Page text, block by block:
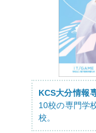
KCS大分情報
10校の専門学
校。